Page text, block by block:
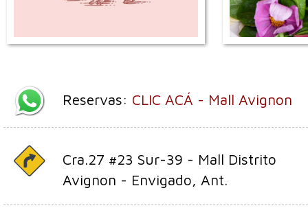
Reservas: CLIC ACÁ - Mall Avignon
Cra.27 #23 Sur-39 - Mall Distrito
Avignon - Envigado, Ant.